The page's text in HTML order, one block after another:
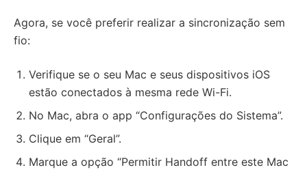
Agora, se você preferir realizar a sincronização sem
fio:
Verifique se o seu Mac e seus dispositivos iOS
estão conectados à mesma rede Wi-Fi.
No Mac, abra o app “Configurações do Sistema”.
Clique em “Geral”.
Marque a opção “Permitir Handoff entre este Mac